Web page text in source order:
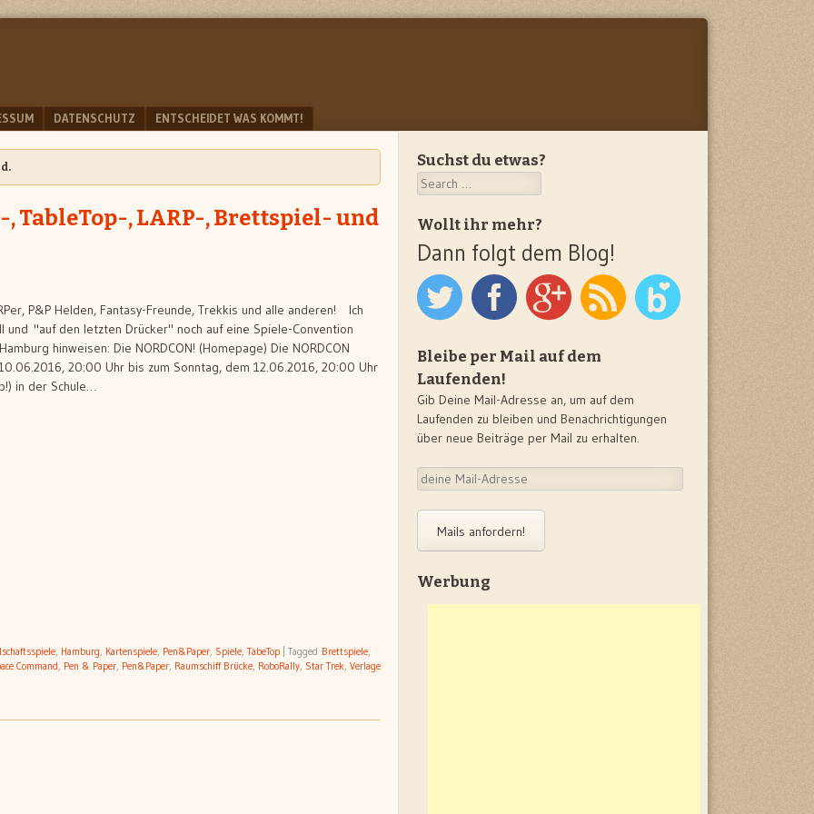
DATENSCHUTZ ENTSCHEIDET WAS KOMMT!
, TableTop-, LARP-, Brettspiel- und
P&P Helden, Fantasy-Freunde, Trekkis und alle anderen! Ich
und "auf den letzten Drücker" noch auf eine Spiele-Convention
Hamburg hinweisen: Die NORDCON! (Homepage) Die NORDCON
20:00 Uhr bis zum Sonntag, dem 12.06.2016, 20:00 Uhr
in der Schule…
Hamburg Kartenspiele Pen&Paper Spiele TabeTop Tagged Brettspiele
Command Pen & Paper Pen&Paper Raumschiff Brücke RoboRally Star Trek Verlage
Suchst du etwas?
Search
Wollt ihr mehr?
Dann folgt dem Blog!
Bleibe per Mail auf dem
Laufenden!
Gib Deine Mail-Adresse an, um auf dem
Laufenden zu bleiben und Benachrichtigungen
über neue Beiträge per Mail zu erhalten.
deine
Mail-
Adresse
Mails anfordern!
Werbung